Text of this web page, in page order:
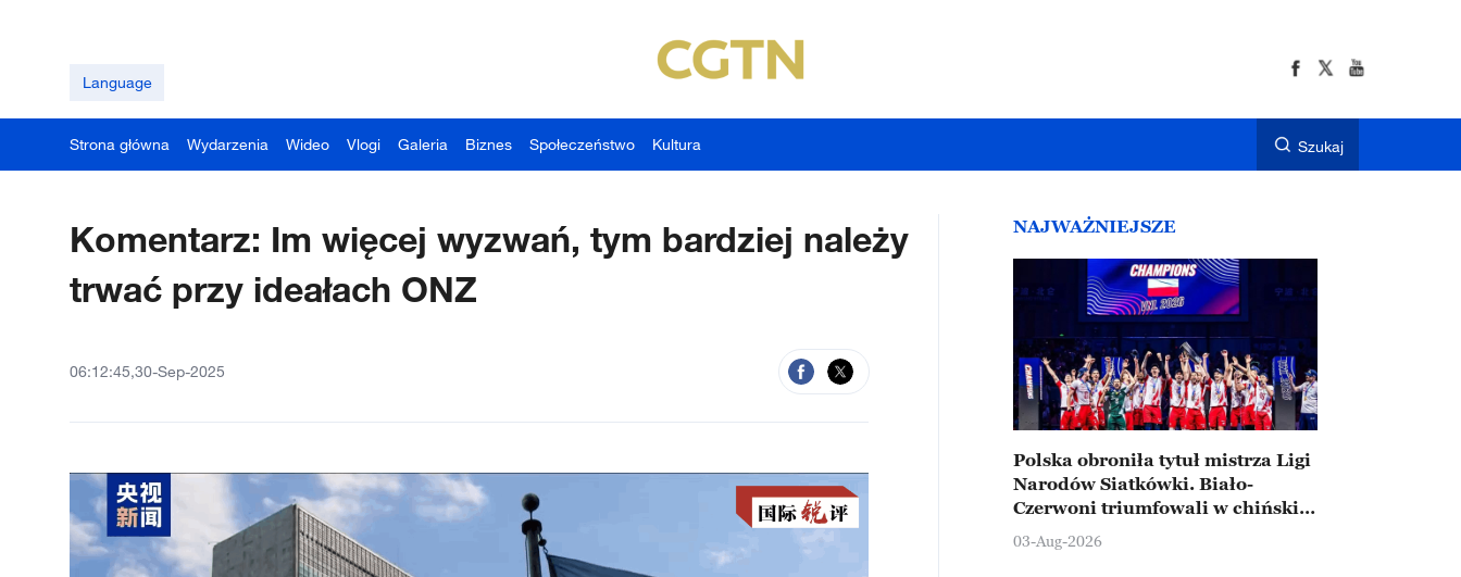
Language
Strona główna Wydarzenia Wideo Vlogi Galeria Biznes Społeczeństwo Kultura Szukaj
Komentarz: Im więcej wyzwań, tym bardziej należy
trwać przy ideałach ONZ
06:12:45,30-Sep-2025
NAJWAŻNIEJSZE
Polska obroniła tytuł mistrza Ligi
Narodów Siatkówki. Biało-
Czerwoni triumfowali w chińskim
Ningbo
03-Aug-2026